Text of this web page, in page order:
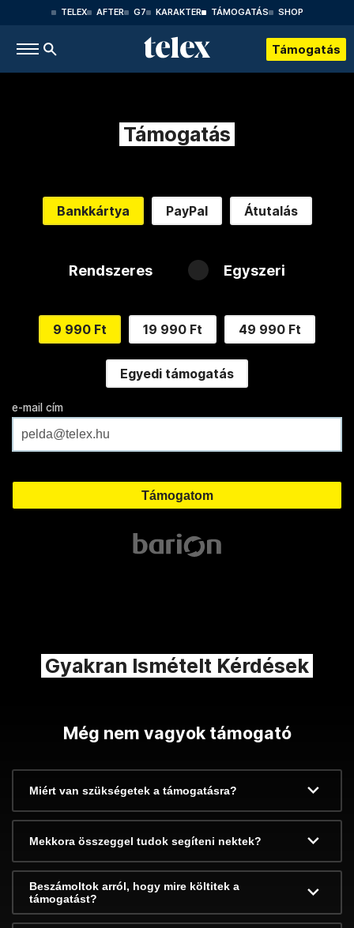
TELEX AFTER G7 KARAKTER TÁMOGATÁS SHOP
Támogatás
Támogatás
Bankkártya PayPal Átutalás
Rendszeres Egyszeri
9 990 Ft 19 990 Ft 49 990 Ft
Egyedi támogatás
e-mail cím
Gyakran Ismételt Kérdések
Még nem vagyok támogató
Miért van szükségetek a támogatásra?
Mekkora összeggel tudok segíteni nektek?
Beszámoltok arról, hogy mire költitek a
támogatást?